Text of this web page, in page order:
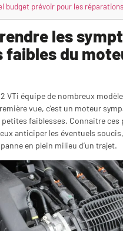
budget prévoir pour les
les
faibles du
VTi équipe de nombreux
vue, c’est un moteur
faiblesses. Connaitre ces
anticiper les éventuels
en plein milieu d’un trajet.